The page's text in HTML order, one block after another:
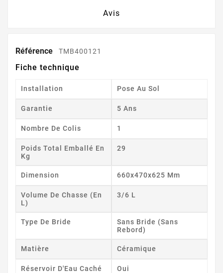
Avis
Référence TMB400121
Fiche technique
Installation Pose Au Sol
Garantie 5 Ans
Nombre De Colis 1
Poids Total Emballé En
Kg
29
Dimension 660x470x625 Mm
Volume De Chasse (en
L)
3/6 L
Type De Bride
Sans Bride (sans
Rebord)
Matière Céramique
Réservoir D'Eau Caché Oui